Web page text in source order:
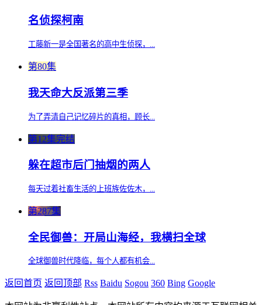
名侦探柯南
工藤新一是全国著名的高中生侦探，...
第80集
我天命大反派第三季
为了弄清自己记忆碎片的真相，顾长...
第12集完结
躲在超市后门抽烟的两人
每天过着社畜生活的上班族佐佐木，...
第287集
全民御兽：开局山海经，我横扫全球
全球御兽时代降临，每个人都有机会...
返回首页 返回顶部 Rss Baidu Sogou 360 Bing Google